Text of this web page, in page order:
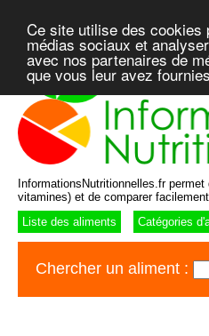
Ce site utilise des cookies
médias sociaux et
avec nos partenaires de
que vous leur avez
InformationsNutritionnelles.fr
vitamines) et de comparer
Liste des aliments
Catégories
Chercher un aliment :